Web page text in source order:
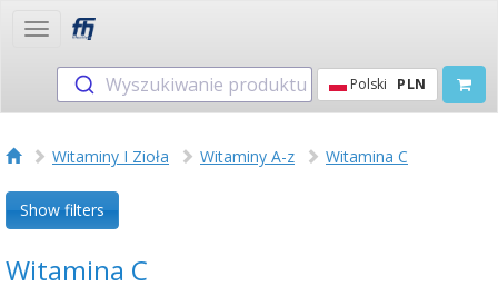
Toggle
Wyszukiwanie produktu Polski PLN
Witaminy I Zioła Witaminy A-z Witamina C
Show filters
Witamina C